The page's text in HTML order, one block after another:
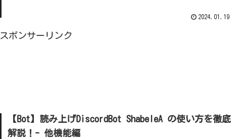
2024.01.19
スポンサーリンク
【Bot】読み上げDiscordBot ShabeleA の使い方を徹底
解説！- 他機能編